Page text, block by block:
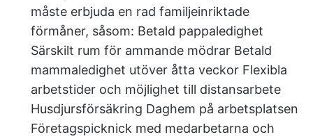
måste erbjuda en rad familjeinriktade
förmåner, såsom: Betald pappaledighet
Särskilt rum för ammande mödrar Betald
mammaledighet utöver åtta veckor Flexibla
arbetstider och möjlighet till distansarbete
Husdjursförsäkring Daghem på arbetsplatsen
Företagspicknick med medarbetarna och